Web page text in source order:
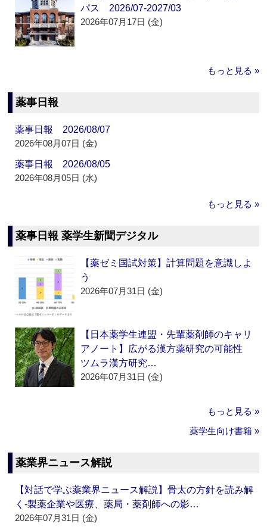
パス 2026/07-2027/03
2026年07月17日 (金)
もっと見る »
薬事日報
薬事日報 2026/08/07
2026年08月07日 (金)
薬事日報 2026/08/05
2026年08月05日 (水)
もっと見る »
薬事日報 薬学生新聞デジタル
【薬ゼミ国試対策】計算問題を意識しよ
う
2026年07月31日 (金)
【日本薬学生連盟・先輩薬剤師のキャリ
アノート】広がる漢方薬研究の可能性
ツムラ漢方研究…
2026年07月31日 (金)
もっと見る »
薬学生向け書籍 »
薬業界ニュース解説
【対話で学ぶ薬業界ニュース解説】骨太の方針を読み解
く‐製薬企業や医療、薬局・薬剤師への影…
2026年07月31日 (金)